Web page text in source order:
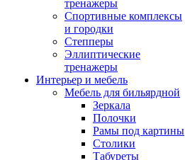
тренажеры
Спортивные комплексы
и городки
Степперы
Эллиптические
тренажеры
Интерьер и мебель
Мебель для бильярдной
Зеркала
Полочки
Рамы под картины
Столики
Табуреты